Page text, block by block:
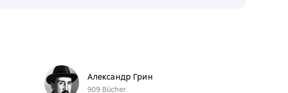
Александр Грин
909 Bücher